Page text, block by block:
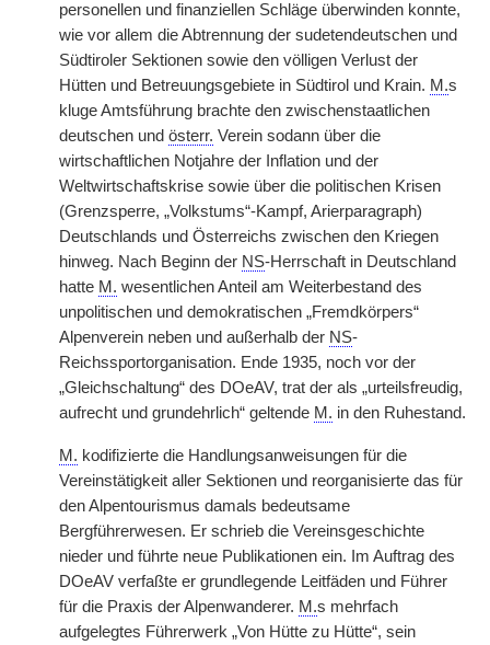
personellen und finanziellen Schläge überwinden konnte,
wie vor allem die Abtrennung der sudetendeutschen und
Südtiroler Sektionen sowie den völligen Verlust der
Hütten und Betreuungsgebiete in Südtirol und Krain. M.s
kluge Amtsführung brachte den zwischenstaatlichen
deutschen und österr. Verein sodann über die
wirtschaftlichen Notjahre der Inflation und der
Weltwirtschaftskrise sowie über die politischen Krisen
(Grenzsperre, „Volkstums“-Kampf, Arierparagraph)
Deutschlands und Österreichs zwischen den Kriegen
hinweg. Nach Beginn der NS-Herrschaft in Deutschland
hatte M. wesentlichen Anteil am Weiterbestand des
unpolitischen und demokratischen „Fremdkörpers“
Alpenverein neben und außerhalb der NS-
Reichssportorganisation. Ende 1935, noch vor der
„Gleichschaltung“ des DOeAV, trat der als „urteilsfreudig,
aufrecht und grundehrlich“ geltende M. in den Ruhestand.
M. kodifizierte die Handlungsanweisungen für die
Vereinstätigkeit aller Sektionen und reorganisierte das für
den Alpentourismus damals bedeutsame
Bergführerwesen. Er schrieb die Vereinsgeschichte
nieder und führte neue Publikationen ein. Im Auftrag des
DOeAV verfaßte er grundlegende Leitfäden und Führer
für die Praxis der Alpenwanderer. M.s mehrfach
aufgelegtes Führerwerk „Von Hütte zu Hütte“, sein